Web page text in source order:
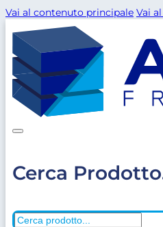
Vai al contenuto principale Vai
Cerca
Cerca